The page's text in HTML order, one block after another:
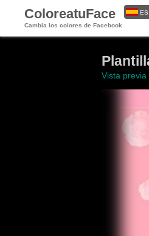
ColoreatuFace
Cambia los colores de Facebook
ES
Vista